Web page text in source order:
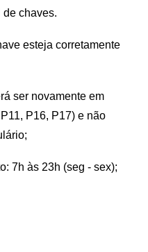
chaves.
esteja corretamente
ser novamente em
P16, P17) e não
7h às 23h (seg - sex);